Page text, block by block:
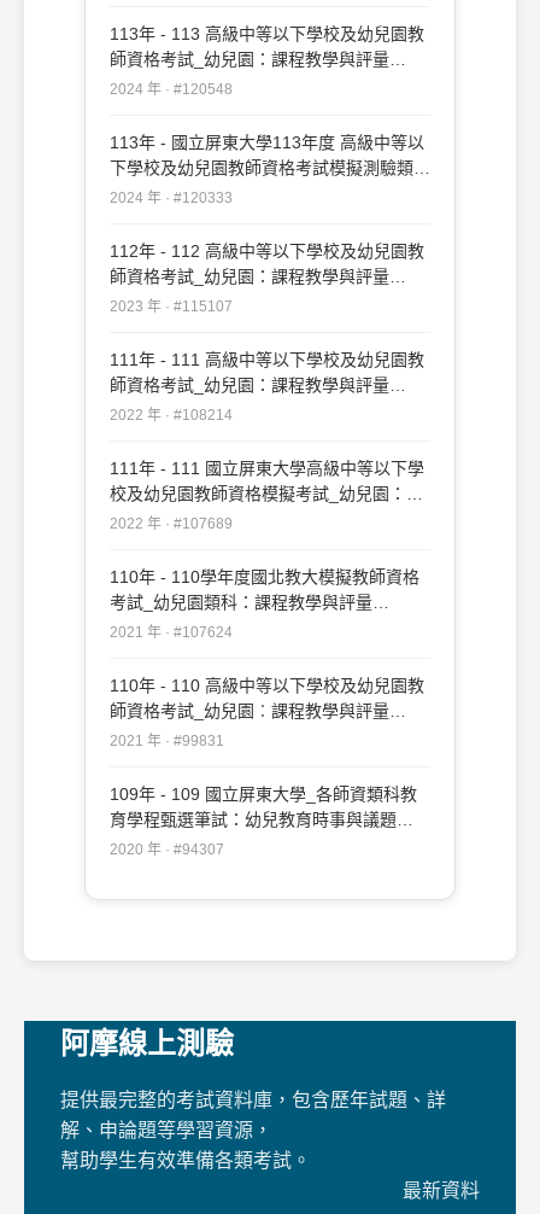
113年 - 113 高級中等以下學校及幼兒園教
師資格考試_幼兒園：課程教學與評量
#120548
2024 年 · #120548
113年 - 國立屏東大學113年度 高級中等以
下學校及幼兒園教師資格考試模擬測驗類
別：幼兒園 科目：課程教學與評量
2024 年 · #120333
112年 - 112 高級中等以下學校及幼兒園教
師資格考試_幼兒園：課程教學與評量
#115107
2023 年 · #115107
111年 - 111 高級中等以下學校及幼兒園教
師資格考試_幼兒園：課程教學與評量
#108214
2022 年 · #108214
111年 - 111 國立屏東大學高級中等以下學
校及幼兒園教師資格模擬考試_幼兒園：課
程教學與評量#107689
2022 年 · #107689
110年 - 110學年度國北教大模擬教師資格
考試_幼兒園類科：課程教學與評量
#107624
2021 年 · #107624
110年 - 110 高級中等以下學校及幼兒園教
師資格考試_幼兒園︰課程教學與評量
#99831
2021 年 · #99831
109年 - 109 國立屏東大學_各師資類科教
育學程甄選筆試：幼兒教育時事與議題
#94307
2020 年 · #94307
阿摩線上測驗
提供最完整的考試資料庫，包含歷年試題、詳
解、申論題等學習資源，
幫助學生有效準備各類考試。
最新資料